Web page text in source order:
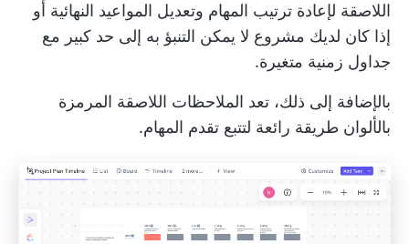
اللاصقة لإعادة ترتيب المهام وتعديل المواعيد النهائية أو
إذا كان لديك مشروع لا يمكن التنبؤ به إلى حد كبير مع
جداول زمنية متغيرة.
بالإضافة إلى ذلك، تعد الملاحظات اللاصقة المرمزة
بالألوان طريقة رائعة لتتبع تقدم المهام.